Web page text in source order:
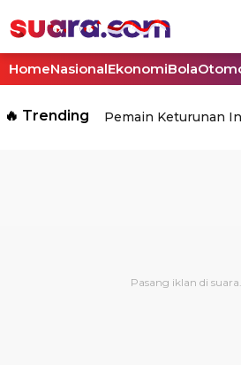
HomeNasionalEkonomiBola
🔥 Trending Pemain Keturunan